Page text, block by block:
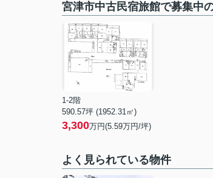
宮津市中古民宿旅館で募集中
1-2階
590.57坪 (1952.31㎡)
3,300万円(5.59万円/坪)
よく見られている物件